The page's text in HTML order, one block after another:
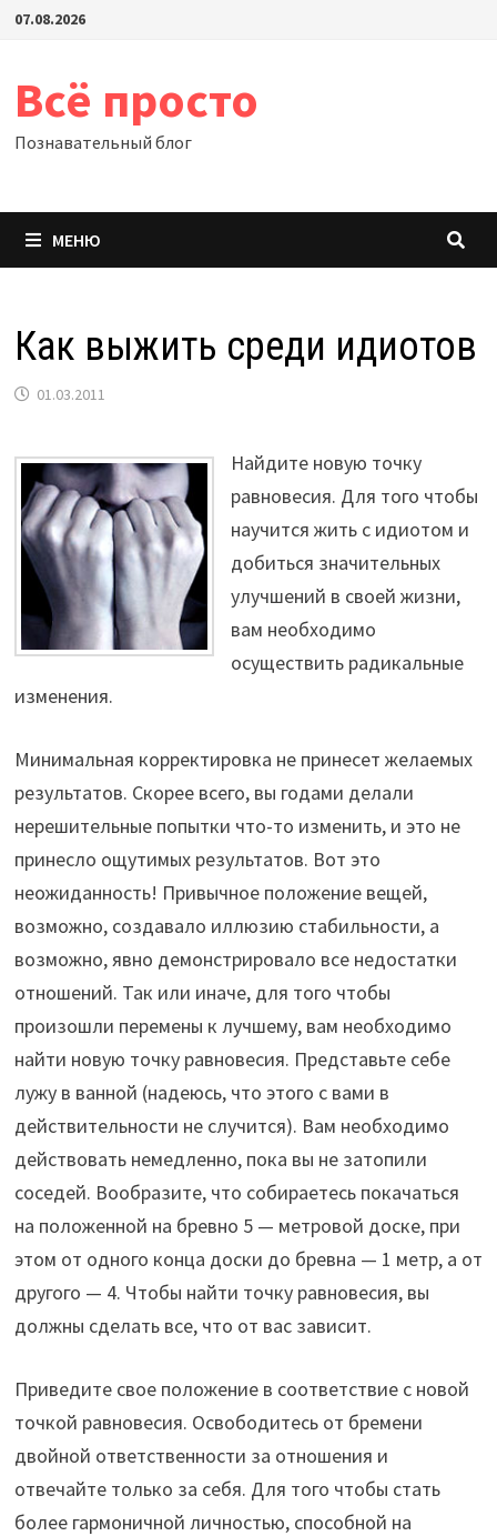
Перейти
07.08.2026
Всё просто
Познавательный блог
МЕНЮ
Как выжить среди идиотов
01.03.2011
Найдите новую точку
равновесия. Для того чтобы
научится жить с идиотом и
добиться значительных
улучшений в своей жизни,
вам необходимо
осуществить радикальные
изменения.
Минимальная корректировка не принесет желаемых
результатов. Скорее всего, вы годами делали
нерешительные попытки что-то изменить, и это не
принесло ощутимых результатов. Вот это
неожиданность! Привычное положение вещей,
возможно, создавало иллюзию стабильности, а
возможно, явно демонстрировало все недостатки
отношений. Так или иначе, для того чтобы
произошли перемены к лучшему, вам необходимо
найти новую точку равновесия. Представьте себе
лужу в ванной (надеюсь, что этого с вами в
действительности не случится). Вам необходимо
действовать немедленно, пока вы не затопили
соседей. Вообразите, что собираетесь покачаться
на положенной на бревно 5 — метровой доске, при
этом от одного конца доски до бревна — 1 метр, а от
другого — 4. Чтобы найти точку равновесия, вы
должны сделать все, что от вас зависит.
Приведите свое положение в соответствие с новой
точкой равновесия. Освободитесь от бремени
двойной ответственности за отношения и
отвечайте только за себя. Для того чтобы стать
более гармоничной личностью, способной на